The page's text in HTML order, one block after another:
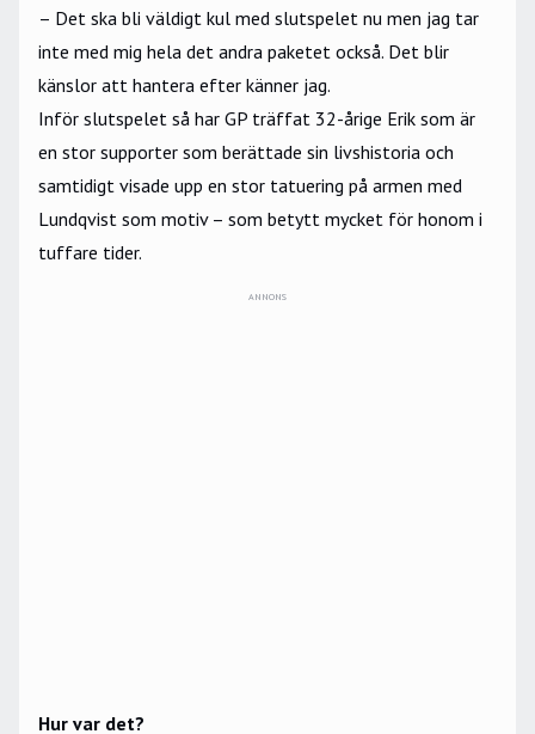
– Det ska bli väldigt kul med slutspelet nu men jag tar
inte med mig hela det andra paketet också. Det blir
känslor att hantera efter känner jag.
Inför slutspelet så har GP träffat 32-årige Erik som är
en stor supporter som berättade sin livshistoria och
samtidigt visade upp en stor tatuering på armen med
Lundqvist som motiv – som betytt mycket för honom i
tuffare tider.
ANNONS
Hur var det?